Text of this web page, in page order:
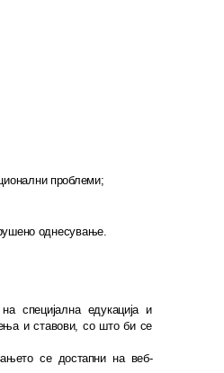
проблеми;
од­несување.
специјална еду­ка­ција ­и
и ста­во­ви, со што би се
се дос­тап­ни на веб-